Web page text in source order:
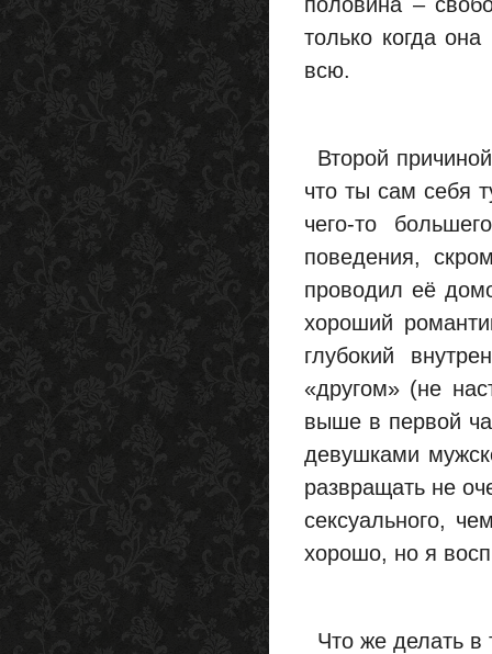
только когда
всю.
Второй
что ты сам себя
чего-то
поведения,
проводил её
хороший
глубокий
«другом» (не
выше в первой
девушками
развращать не
сексуального,
хорошо, но я
Что же делать в